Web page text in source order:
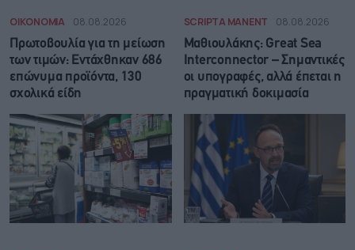
ΟΙΚΟΝΟΜΙΑ 08.08.2026
Πρωτοβουλία για τη μείωση
των τιμών: Εντάχθηκαν 686
επώνυμα προϊόντα, 130
σχολικά είδη
SCRIPTA MANENT 08.08.2026
Μαθιουλάκης: Great Sea
Interconnector – Σημαντικές
οι υπογραφές, αλλά έπεται η
πραγματική δοκιμασία